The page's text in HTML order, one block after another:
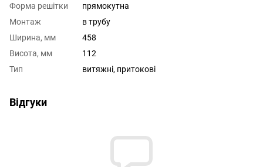
Форма решітки
прямокутна
Монтаж
в трубу
Ширина, мм
458
Висота, мм
112
Тип
витяжні, притокові
Відгуки